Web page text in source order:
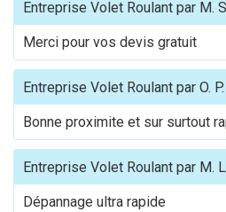
Entreprise Volet Roulant par M.
Merci pour vos devis gratuit
Entreprise Volet Roulant par O. P.
Bonne proximite et sur surtout
Entreprise Volet Roulant par M.
Dépannage ultra rapide